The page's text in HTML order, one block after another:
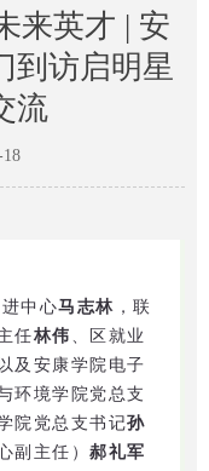
来英才 | 安
到访启明星
流
18
中心马志林 ，联
任林伟 、区就业
及安康学院电子
环境学院党总支
院党总支书记孙
副主任）郝礼军